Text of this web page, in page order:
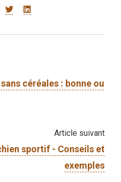
céréales : bonne ou
Article suivant
sportif - Conseils et
exemples